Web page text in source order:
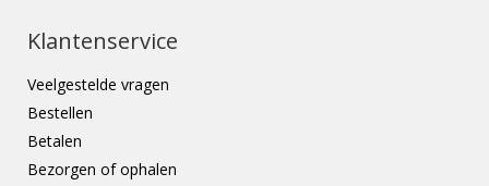
Klantenservice
Veelgestelde vragen
Bestellen
Betalen
Bezorgen of ophalen